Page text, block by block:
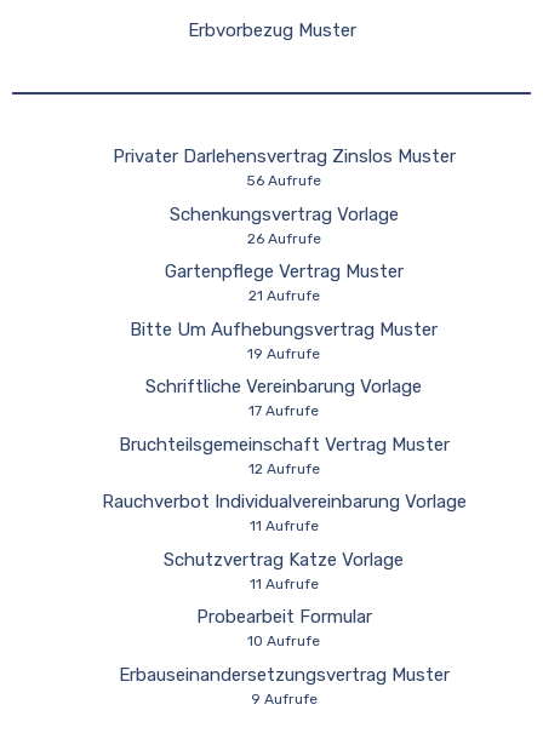
Erbvorbezug Muster
Privater Darlehensvertrag Zinslos Muster
56 Aufrufe
Schenkungsvertrag Vorlage
26 Aufrufe
Gartenpflege Vertrag Muster
21 Aufrufe
Bitte Um Aufhebungsvertrag Muster
19 Aufrufe
Schriftliche Vereinbarung Vorlage
17 Aufrufe
Bruchteilsgemeinschaft Vertrag Muster
12 Aufrufe
Rauchverbot Individualvereinbarung Vorlage
11 Aufrufe
Schutzvertrag Katze Vorlage
11 Aufrufe
Probearbeit Formular
10 Aufrufe
Erbauseinandersetzungsvertrag Muster
9 Aufrufe